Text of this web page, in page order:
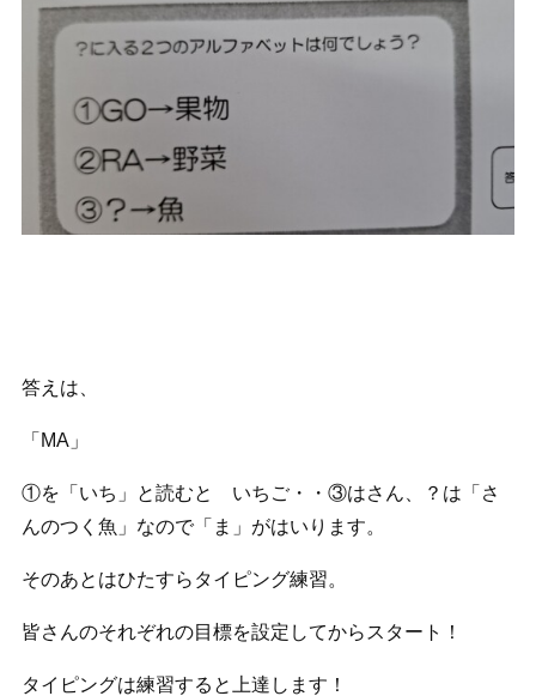
答えは、
「MA」
①を「いち」と読むと いちご・・③はさん、？は「さ
んのつく魚」なので「ま」がはいります。
そのあとはひたすらタイピング練習。
皆さんのそれぞれの目標を設定してからスタート！
タイピングは練習すると上達します！